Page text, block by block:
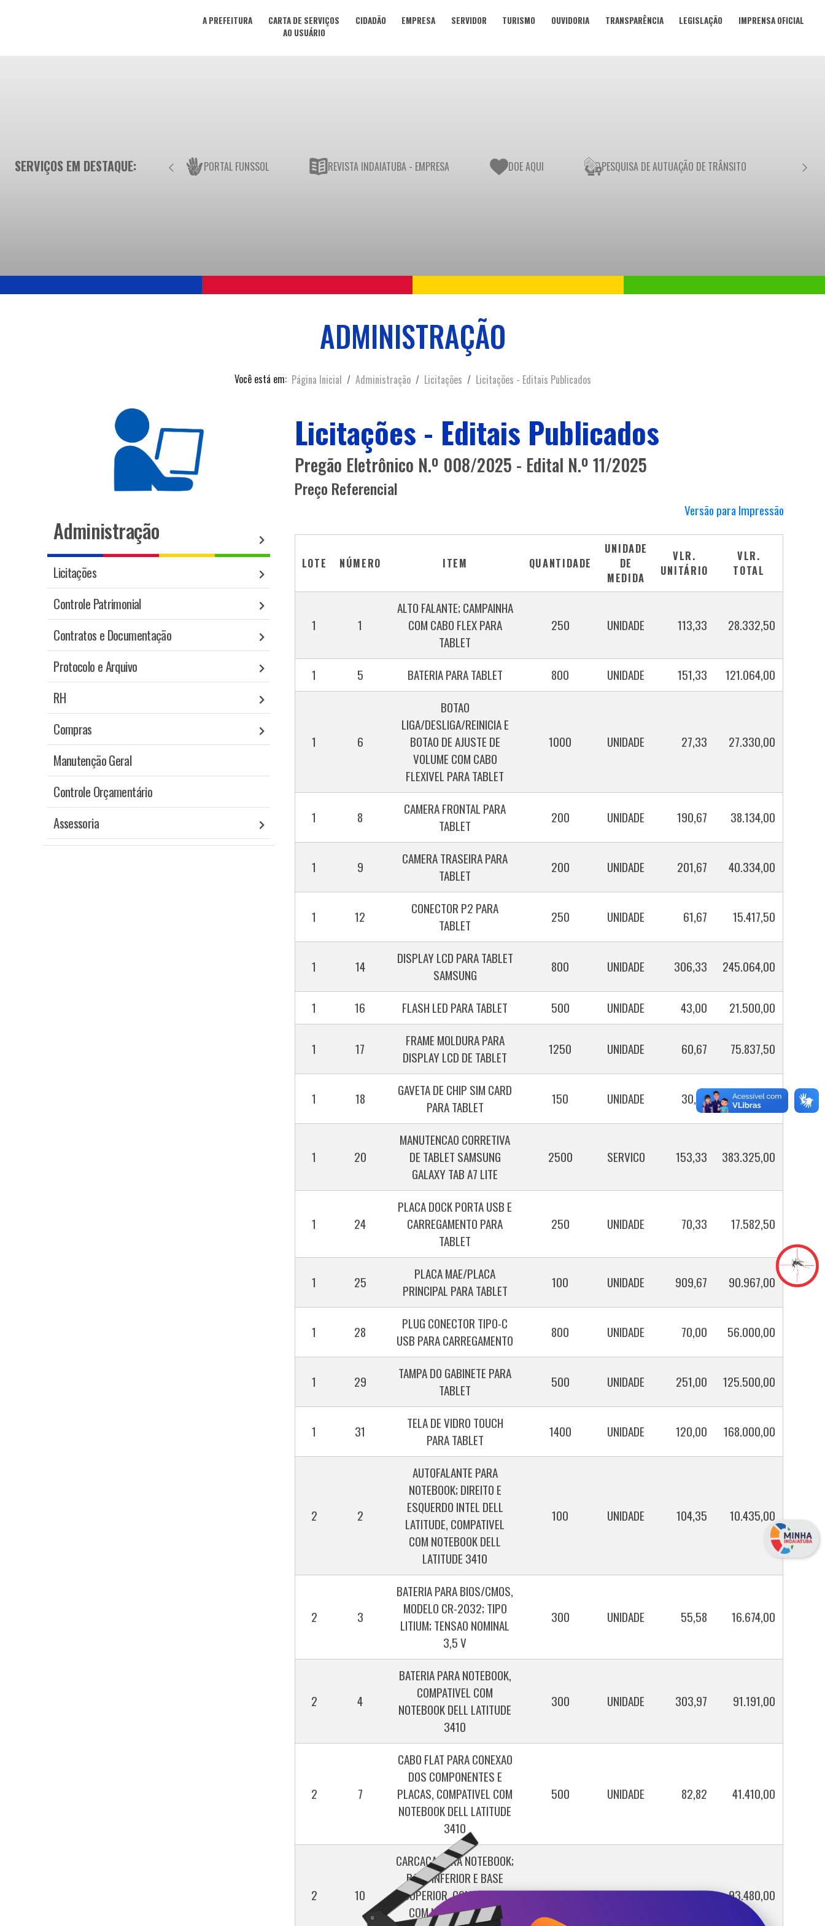
A PREFEITURA
CARTA DE SERVIÇOS
AO USUÁRIO
CIDADÃO EMPRESA SERVIDOR TURISMO OUVIDORIA TRANSPARÊNCIA LEGISLAÇÃO IMPRENSA OFICIAL
SERVIÇOS EM DESTAQUE: PORTAL FUNSSOL REVISTA INDAIATUBA - EMPRESA DOE AQUI PESQUISA DE AUTUAÇÃO DE TRÂNSITO
ADMINISTRAÇÃO
Você está em: Página Inicial Administração Licitações Licitações - Editais Publicados
Administração
Licitações
Controle Patrimonial
Contratos e Documentação
Protocolo e Arquivo
RH
Compras
Manutenção Geral
Controle Orçamentário
Assessoria
Licitações - Editais Publicados
Pregão Eletrônico N.º 008/2025 - Edital N.º 11/2025
Preço Referencial
Versão para Impressão
LOTE NÚMERO ITEM QUANTIDADE
UNIDADE
DE
MEDIDA
VLR.
UNITÁRIO
VLR.
TOTAL
1 1
ALTO FALANTE; CAMPAINHA
COM CABO FLEX PARA
TABLET
250 UNIDADE 113,33 28.332,50
1 5 BATERIA PARA TABLET 800 UNIDADE 151,33 121.064,00
1 6
BOTAO
LIGA/DESLIGA/REINICIA E
BOTAO DE AJUSTE DE
VOLUME COM CABO
FLEXIVEL PARA TABLET
1000 UNIDADE 27,33 27.330,00
1 8
CAMERA FRONTAL PARA
TABLET
200 UNIDADE 190,67 38.134,00
1 9
CAMERA TRASEIRA PARA
TABLET
200 UNIDADE 201,67 40.334,00
1 12
CONECTOR P2 PARA
TABLET
250 UNIDADE 61,67 15.417,50
1 14
DISPLAY LCD PARA TABLET
SAMSUNG
800 UNIDADE 306,33 245.064,00
1 16 FLASH LED PARA TABLET 500 UNIDADE 43,00 21.500,00
1 17
FRAME MOLDURA PARA
DISPLAY LCD DE TABLET
1250 UNIDADE 60,67 75.837,50
1 18
GAVETA DE CHIP SIM CARD
PARA TABLET
150 UNIDADE 30,97 4.645,50
1 20
MANUTENCAO CORRETIVA
DE TABLET SAMSUNG
GALAXY TAB A7 LITE
2500 SERVICO 153,33 383.325,00
1 24
PLACA DOCK PORTA USB E
CARREGAMENTO PARA
TABLET
250 UNIDADE 70,33 17.582,50
1 25
PLACA MAE/PLACA
PRINCIPAL PARA TABLET
100 UNIDADE 909,67 90.967,00
1 28
PLUG CONECTOR TIPO-C
USB PARA CARREGAMENTO
800 UNIDADE 70,00 56.000,00
1 29
TAMPA DO GABINETE PARA
TABLET
500 UNIDADE 251,00 125.500,00
1 31
TELA DE VIDRO TOUCH
PARA TABLET
1400 UNIDADE 120,00 168.000,00
2 2
AUTOFALANTE PARA
NOTEBOOK; DIREITO E
ESQUERDO INTEL DELL
LATITUDE, COMPATIVEL
COM NOTEBOOK DELL
LATITUDE 3410
100 UNIDADE 104,35 10.435,00
2 3
BATERIA PARA BIOS/CMOS,
MODELO CR-2032; TIPO
LITIUM; TENSAO NOMINAL
3,5 V
300 UNIDADE 55,58 16.674,00
2 4
BATERIA PARA NOTEBOOK,
COMPATIVEL COM
NOTEBOOK DELL LATITUDE
3410
300 UNIDADE 303,97 91.191,00
2 7
CABO FLAT PARA CONEXAO
DOS COMPONENTES E
PLACAS, COMPATIVEL COM
NOTEBOOK DELL LATITUDE
3410
500 UNIDADE 82,82 41.410,00
2 10
CARCACA PARA NOTEBOOK;
BASE INFERIOR E BASE
SUPERIOR, COMPATIVEL
COM NOTEBOOK DELL
300 UNIDADE 311,60 93.480,00